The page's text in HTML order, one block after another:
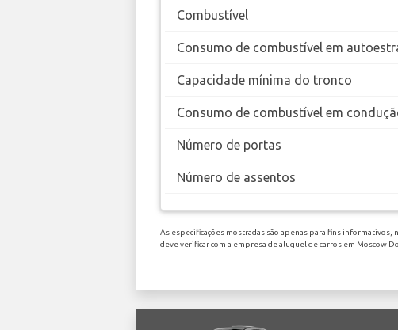
Combustível
Consumo de combustível em
Capacidade mínima do tronco
Consumo de combustível em
Número de portas
Número de assentos
As especificações mostradas são apenas para fins informativos,
deve verificar com a empresa de aluguel de carros em Moscow